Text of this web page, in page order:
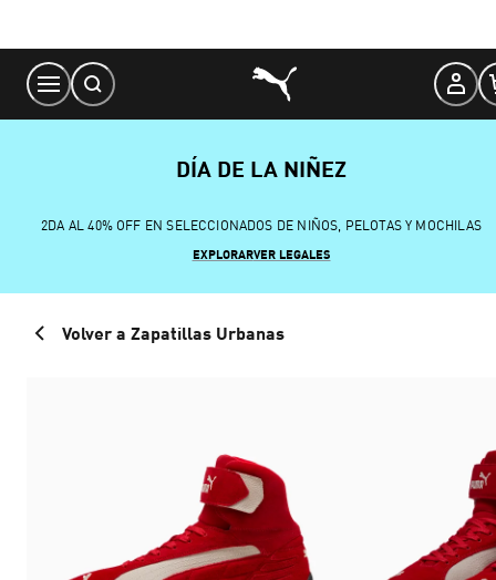
Content
DÍA DE LA NIÑEZ
2DA AL 40% OFF EN SELECCIONADOS DE NIÑOS, PELOTAS Y MOCHILAS
EXPLORARVER LEGALES
Volver a Zapatillas Urbanas